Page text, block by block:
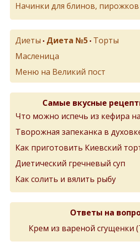
Начинки для блинов,
Диеты • Диета №5 • Торты
Масленица
Меню на Великий пост
Самые вкусные
Что можно испечь из кефира
Творожная запеканка в
Как приготовить Киевский
Диетический гречневый суп
Как солить и вялить рыбу
Ответы на
Крем из вареной сгущенки